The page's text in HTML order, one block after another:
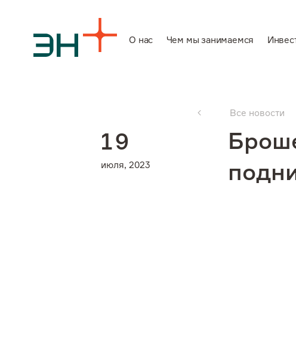
О нас Чем мы занимаемся
Чем мы
Инвесторам
Все новости
19
июля, 2023